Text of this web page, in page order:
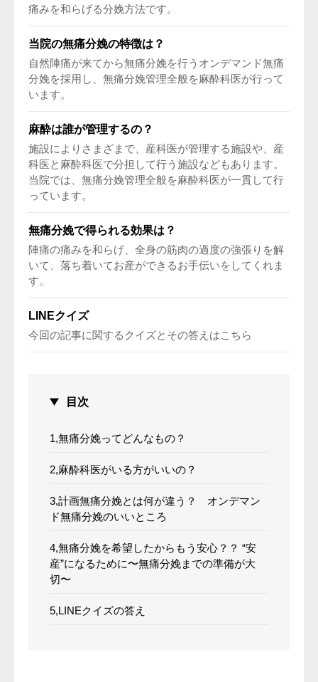
痛みを和らげる分娩方法です。
当院の無痛分娩の特徴は？
自然陣痛が来てから無痛分娩を行うオンデマンド無痛
分娩を採用し、無痛分娩管理全般を麻酔科医が行って
います。
麻酔は誰が管理するの？
施設によりさまざまで、産科医が管理する施設や、産
科医と麻酔科医で分担して行う施設などもあります。
当院では、無痛分娩管理全般を麻酔科医が一貫して行
っています。
無痛分娩で得られる効果は？
陣痛の痛みを和らげ、全身の筋肉の過度の強張りを解
いて、落ち着いてお産ができるお手伝いをしてくれま
す。
LINEクイズ
今回の記事に関するクイズとその答えはこちら
目次
1,無痛分娩ってどんなもの？
2,麻酔科医がいる方がいいの？
3,計画無痛分娩とは何が違う？ オンデマン
ド無痛分娩のいいところ
4,無痛分娩を希望したからもう安心？？ “安
産”になるために〜無痛分娩までの準備が大
切〜
5,LINEクイズの答え